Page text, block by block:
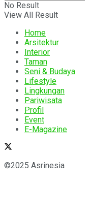
No Result
View All Result
Home
Arsitektur
Interior
Taman
Seni & Budaya
Lifestyle
Lingkungan
Pariwisata
Profil
Event
E-Magazine
©2025 Asrinesia